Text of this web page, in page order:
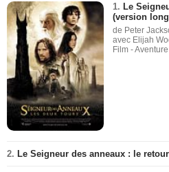
1. Le
(version
de Peter
avec Elijah
Film - Aventure
2. Le Seigneur des anneaux : le